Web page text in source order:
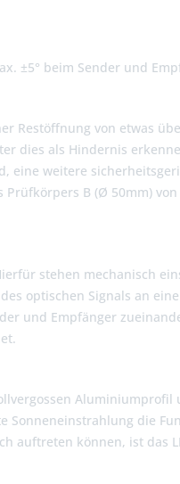
±5° beim Sender und
Restöffnung von etwas
dies als Hindernis
eine weitere
B (Ø 50mm)
stehen mechanisch
optischen Signals an
und Empfänger
Aluminiumprofil
Sonneneinstrahlung die
auftreten können, ist das